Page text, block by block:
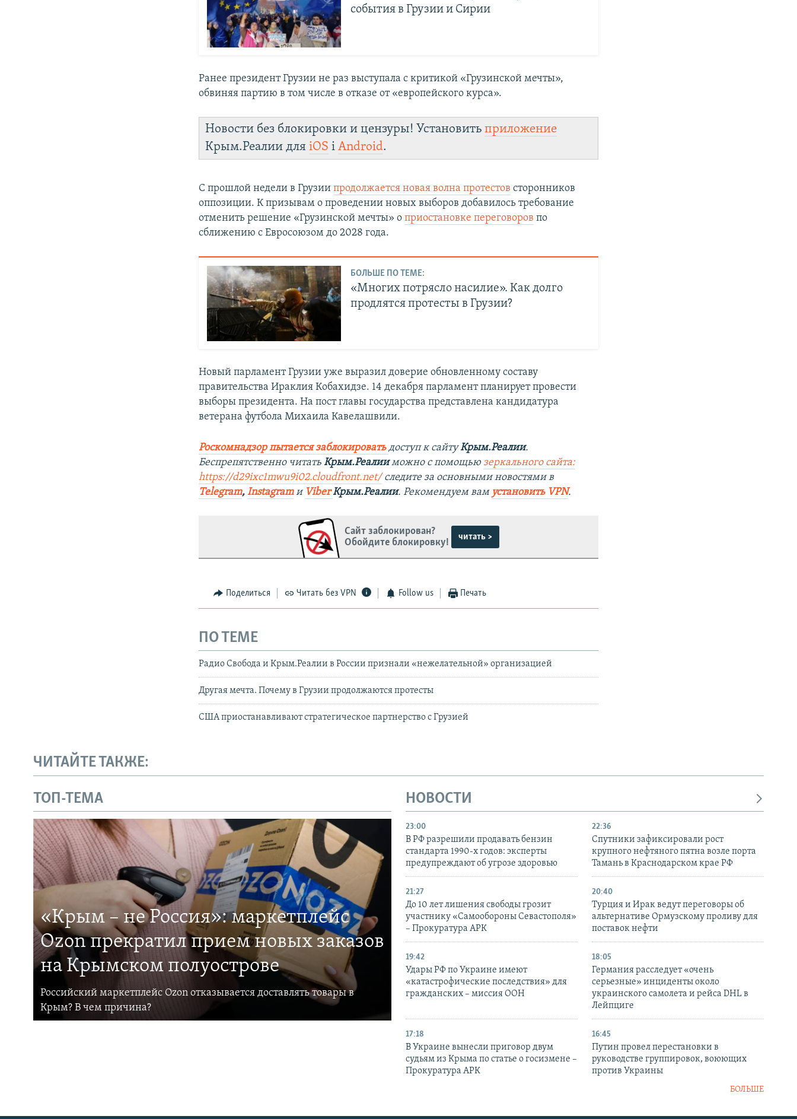
события в Грузии и Сирии
Ранее президент Грузии не раз выступала с критикой «Грузинской мечты»,
обвиняя партию в том числе в отказе от «европейского курса».
Новости без блокировки и цензуры! Установитьприложение
Крым.Реалии дляiOS іAndroid.
С прошлой недели в Грузиипродолжается новая волна протестов сторонников
оппозиции. К призывам о проведении новых выборов добавилось требование
отменить решение «Грузинской мечты» оприостановке переговоров по
сближению с Евросоюзом до 2028 года.
БОЛЬШЕ ПО ТЕМЕ:
«Многих потрясло насилие». Как долго
продлятся протесты в Грузии?
Новый парламент Грузии уже выразил доверие обновленному составу
правительства Ираклия Кобахидзе. 14 декабря парламент планирует провести
выборы президента. На пост главы государства представлена кандидатура
ветерана футбола Михаила Кавелашвили.
Роскомнадзор пытается заблокировать доступ к сайтуКрым.Реалии.
Беспрепятственно читатьКрым.Реалииможно с помощьюзеркального сайта:
https://d29ixc1mwu9i02.cloudfront.net/ следите за основными новостями в
Telegram,Instagramи Viber Крым.Реалии. Рекомендуем вам установить VPN.
Сайт заблокирован?
Обойдите блокировку!
читать >
Поделиться Читать без VPN Follow us Печать
ПО ТЕМЕ
Радио Свобода и Крым.Реалии в России признали «нежелательной» организацией
Другая мечта. Почему в Грузии продолжаются протесты
США приостанавливают стратегическое партнерство с Грузией
ЧИТАЙТЕ ТАКЖЕ:
ТОП-ТЕМА
«Крым – не Россия»: маркетплейс
Ozon прекратил прием новых заказов
на Крымском полуострове
Российский маркетплейс Ozon отказывается доставлять товары в
Крым? В чем причина?
НОВОСТИ
23:00
В РФ разрешили продавать бензин
стандарта 1990-х годов: эксперты
предупреждают об угрозе здоровью
22:36
Спутники зафиксировали рост
крупного нефтяного пятна возле порта
Тамань в Краснодарском крае РФ
21:27
До 10 лет лишения свободы грозит
участнику «Самообороны Севастополя»
– Прокуратура АРК
20:40
Турция и Ирак ведут переговоры об
альтернативе Ормузскому проливу для
поставок нефти
19:42
Удары РФ по Украине имеют
«катастрофические последствия» для
гражданских – миссия ООН
18:05
Германия расследует «очень
серьезные» инциденты около
украинского самолета и рейса DHL в
Лейпциге
17:18
В Украине вынесли приговор двум
судьям из Крыма по статье о госизмене –
Прокуратура АРК
16:45
Путин провел перестановки в
руководстве группировок, воюющих
против Украины
БОЛЬШЕ